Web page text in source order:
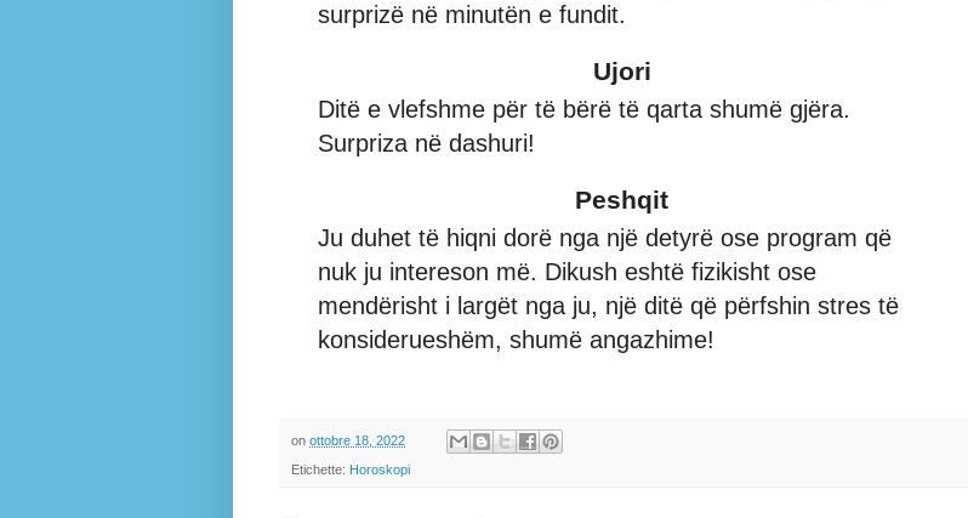
surprizë në minutën e fundit.
Ujori
Ditë e vlefshme për të bërë të qarta shumë gjëra.
Surpriza në dashuri!
Peshqit
Ju duhet të hiqni dorë nga një detyrë ose program që
nuk ju intereson më. Dikush eshtë fizikisht ose
mendërisht i largët nga ju, një ditë që përfshin stres të
konsiderueshëm, shumë angazhime!
on ottobre 18, 2022
Etichette: Horoskopi